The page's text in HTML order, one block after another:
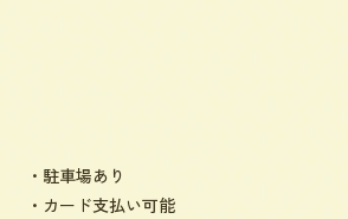
・駐車場あり
・カード支払い可能